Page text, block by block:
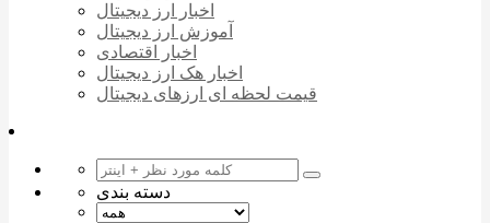
اخبار ارز دیجیتال
آموزش ارز دیجیتال
اخبار اقتصادی
اخبار هک ارز دیجیتال
قیمت لحظه ای ارزهای دیجیتال
دسته بندی